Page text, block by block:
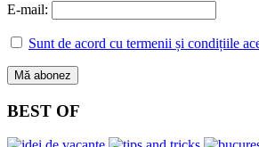
E-mail:
Sunt de acord cu termenii și condițiile
BEST OF